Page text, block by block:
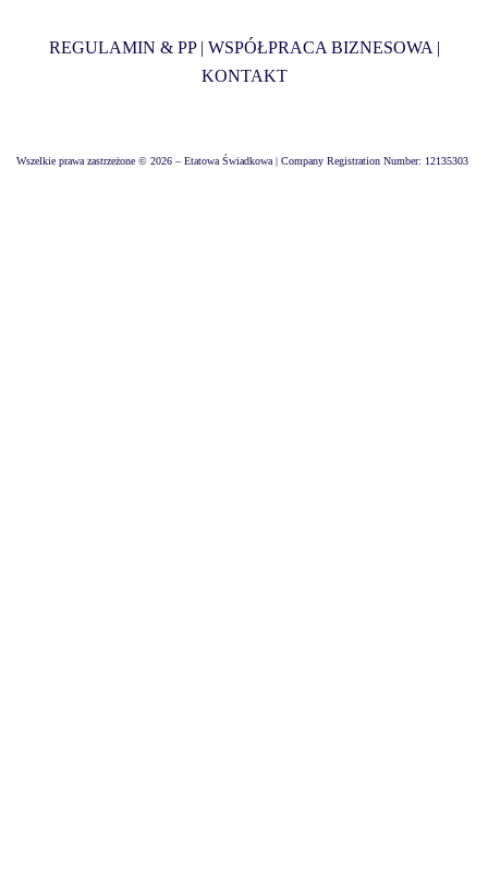
REGULAMIN & PP| WSPÓŁPRACA BIZNESOWA |
KONTAKT
Wszelkie prawa zastrzeżone © 2026 – Etatowa Świadkowa | Company Registration Number: 12135303